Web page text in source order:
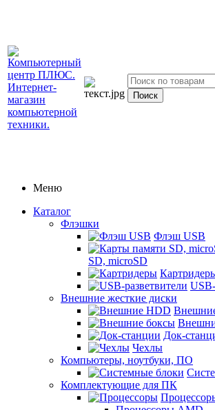
Меню
Каталог
Флэшки
Флэш USB
SD, microSD
Внешние жесткие диски
Док-
Чехлы
Компьютеры, ноутбуки, ПО
Комплектующие для ПК